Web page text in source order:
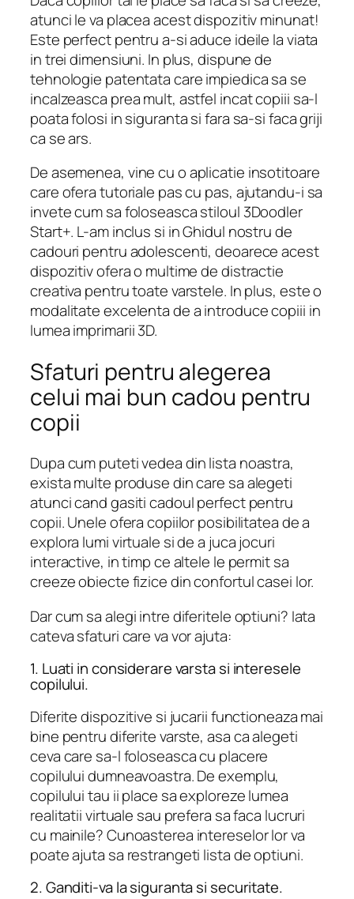
atunci le va placea acest dispozitiv minunat!
Este perfect pentru a-si aduce ideile la viata
in trei dimensiuni. In plus, dispune de
tehnologie patentata care impiedica sa se
incalzeasca prea mult, astfel incat copiii sa-l
poata folosi in siguranta si fara sa-si faca griji
ca se ars.
De asemenea, vine cu o aplicatie insotitoare
care ofera tutoriale pas cu pas, ajutandu-i sa
invete cum sa foloseasca stiloul 3Doodler
Start+. L-am inclus si in Ghidul nostru de
cadouri pentru adolescenti, deoarece acest
dispozitiv ofera o multime de distractie
creativa pentru toate varstele. In plus, este o
modalitate excelenta de a introduce copiii in
lumea imprimarii 3D.
Sfaturi pentru alegerea
celui mai bun cadou pentru
copii
Dupa cum puteti vedea din lista noastra,
exista multe produse din care sa alegeti
atunci cand gasiti cadoul perfect pentru
copii. Unele ofera copiilor posibilitatea de a
explora lumi virtuale si de a juca jocuri
interactive, in timp ce altele le permit sa
creeze obiecte fizice din confortul casei lor.
Dar cum sa alegi intre diferitele optiuni? Iata
cateva sfaturi care va vor ajuta:
1. Luati in considerare varsta si interesele
copilului.
Diferite dispozitive si jucarii functioneaza mai
bine pentru diferite varste, asa ca alegeti
ceva care sa-l foloseasca cu placere
copilului dumneavoastra. De exemplu,
copilului tau ii place sa exploreze lumea
realitatii virtuale sau prefera sa faca lucruri
cu mainile? Cunoasterea intereselor lor va
poate ajuta sa restrangeti lista de optiuni.
2. Ganditi-va la siguranta si securitate.